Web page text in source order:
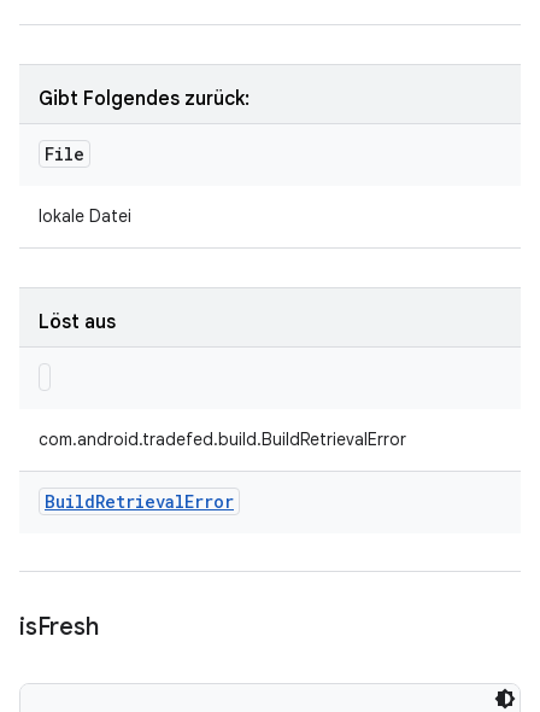
Gibt Folgendes zurück:
File
lokale Datei
Löst aus
com.android.tradefed.build.BuildRetrievalError
BuildRetrievalError
isFresh